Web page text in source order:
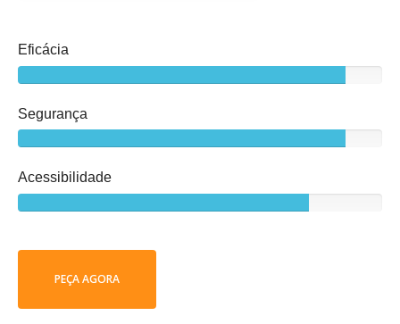
Eficácia
Segurança
Acessibilidade
PEÇA AGORA